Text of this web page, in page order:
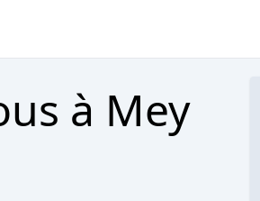
à Mey